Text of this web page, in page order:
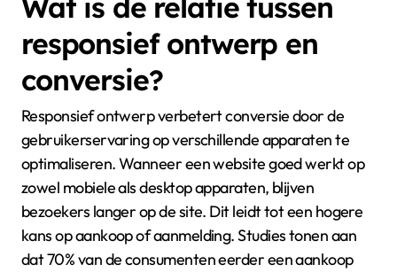
responsief ontwerp en
conversie?
Responsief ontwerp verbetert conversie door de
gebruikerservaring op verschillende apparaten te
optimaliseren. Wanneer een website goed werkt op
zowel mobiele als desktop apparaten, blijven
bezoekers langer op de site. Dit leidt tot een hogere
kans op aankoop of aanmelding. Studies tonen aan
dat 70% van de consumenten eerder een aankoop